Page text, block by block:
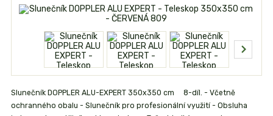
Slunečník DOPPLER ALU-EXPERT 350x350 cm 8-díl. - Včetně
ochranného obalu - Slunečník pro profesionální využití - Obsluha